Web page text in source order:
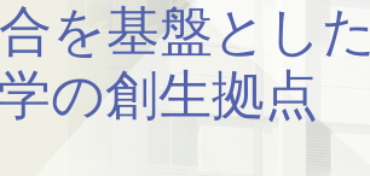
を基盤とした
の創生拠点